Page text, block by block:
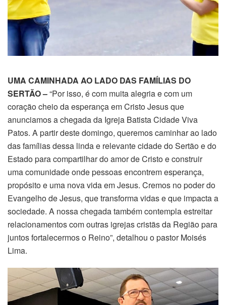
UMA CAMINHADA AO LADO DAS FAMÍLIAS DO
SERTÃO –“Por isso, é com muita alegria e com um
coração cheio da esperança em Cristo Jesus que
anunciamos a chegada da Igreja Batista Cidade Viva
Patos. A partir deste domingo, queremos caminhar ao lado
das famílias dessa linda e relevante cidade do Sertão e do
Estado para compartilhar do amor de Cristo e construir
uma comunidade onde pessoas encontrem esperança,
propósito e uma nova vida em Jesus. Cremos no poder do
Evangelho de Jesus, que transforma vidas e que impacta a
sociedade. A nossa chegada também contempla estreitar
relacionamentos com outras igrejas cristãs da Região para
juntos fortalecermos o Reino”, detalhou o pastor Moisés
Lima.